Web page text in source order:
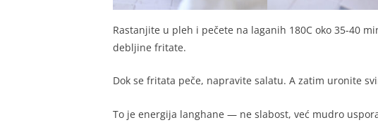
Rastanjite u pleh i pečete na laganih 180C oko 35-40
debljine fritate.
Dok se fritata peče, napravite salatu. A zatim uronite
To je energija langhane — ne slabost, već mudro